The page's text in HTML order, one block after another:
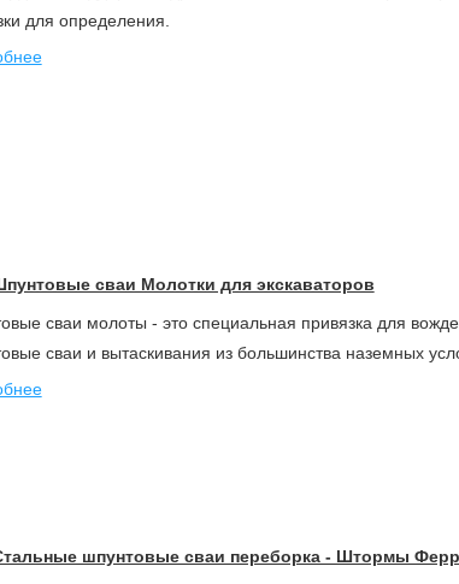
для определения.
сваи Молотки для экскаваторов
сваи молоты - это специальная привязка для
сваи и вытаскивания из большинства наземных
шпунтовые сваи переборка - Штормы